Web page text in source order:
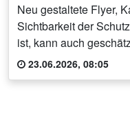
Neu gestaltete Flyer,
Sichtbarkeit der
ist, kann auch
23.06.2026, 08:05